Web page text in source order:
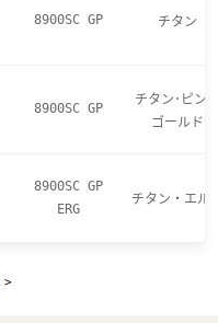
8900SC GP チタン
8900SC GP
チタン･ピン
ゴールド
8900SC GP
ERG
チタン・エル